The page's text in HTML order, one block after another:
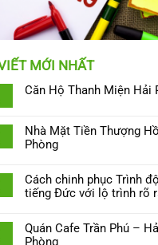
MỚI NHẤT
Căn Hộ Thanh Miện Hải
Nhà Mặt Tiền Thượng
Phòng
Cách chinh phục Trình
tiếng Đức với lộ trình rõ
Quán Cafe Trần Phú –
Phòng